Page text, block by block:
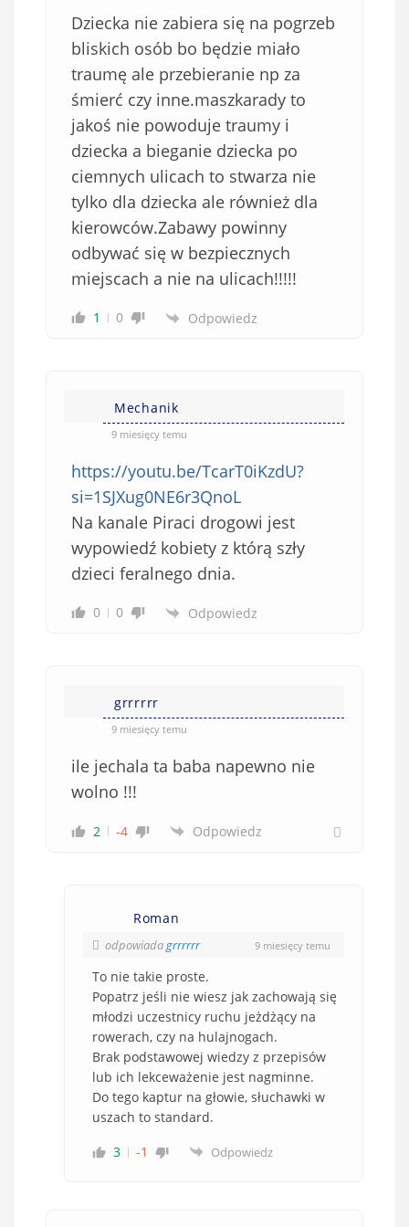
Dziecka nie zabiera się na pogrzeb
bliskich osób bo będzie miało
traumę ale przebieranie np za
śmierć czy inne.maszkarady to
jakoś nie powoduje traumy i
dziecka a bieganie dziecka po
ciemnych ulicach to stwarza nie
tylko dla dziecka ale również dla
kierowców.Zabawy powinny
odbywać się w bezpiecznych
miejscach a nie na ulicach!!!!!
1 0 Odpowiedz
Mechanik
9 miesięcy temu
https://youtu.be/TcarT0iKzdU?
si=1SJXug0NE6r3QnoL
Na kanale Piraci drogowi jest
wypowiedź kobiety z którą szły
dzieci feralnego dnia.
0 0 Odpowiedz
grrrrrr
9 miesięcy temu
ile jechala ta baba napewno nie
wolno !!!
2 -4 Odpowiedz
Roman
odpowiadagrrrrrr 9 miesięcy temu
To nie takie proste.
Popatrz jeśli nie wiesz jak zachowają się
młodzi uczestnicy ruchu jeżdżący na
rowerach, czy na hulajnogach.
Brak podstawowej wiedzy z przepisów
lub ich lekceważenie jest nagminne.
Do tego kaptur na głowie, słuchawki w
uszach to standard.
3
-1 Odpowiedz